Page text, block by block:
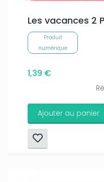
Les vacances 2
Produit
numérique
1,39 €
Ajouter au panier